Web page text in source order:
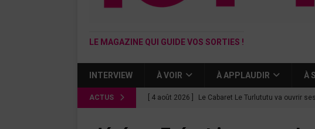
LE MAGAZINE QUI GUIDE VOS SORTIES !
INTERVIEW À VOIR À APPLAUDIR À
ACTUS [ 4 août 2026 ] Le Cabaret Le Turlututu va ouvrir